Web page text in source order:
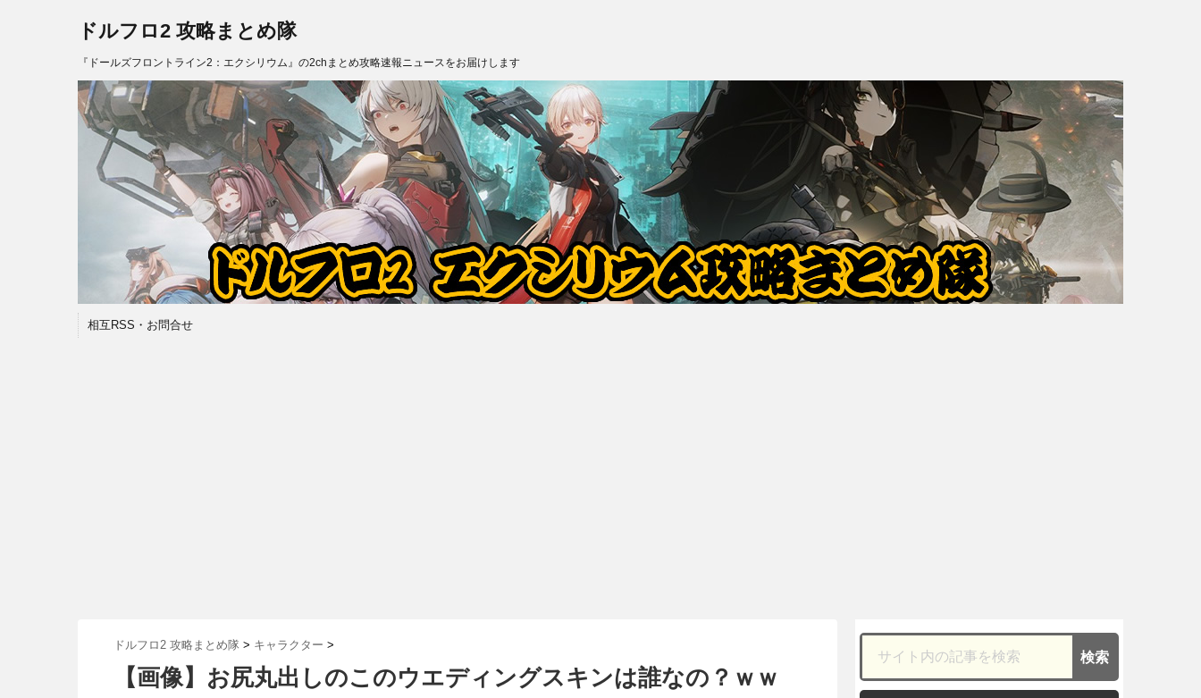
ドルフロ2 攻略まとめ隊
『ドールズフロントライン2：エクシリウム』の2chまとめ攻略速報ニュースをお届けします
相互RSS・お問合せ
ドルフロ2 攻略まとめ隊 > キャラクター >
【画像】お尻丸出しのこのウエディングスキンは誰なの？ｗｗ